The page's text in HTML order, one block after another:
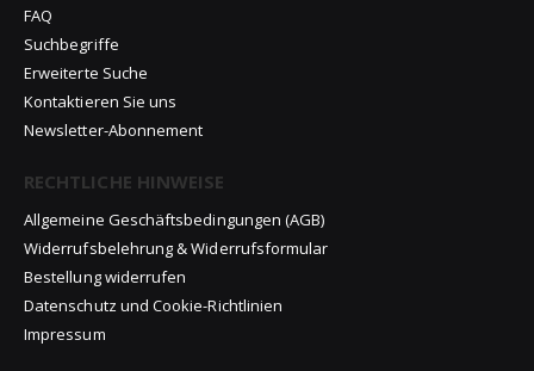
FAQ
Suchbegriffe
Erweiterte Suche
Kontaktieren Sie uns
Newsletter-Abonnement
RECHTLICHE HINWEISE
Allgemeine Geschäftsbedingungen (AGB)
Widerrufsbelehrung & Widerrufsformular
Bestellung widerrufen
Datenschutz und Cookie-Richtlinien
Impressum